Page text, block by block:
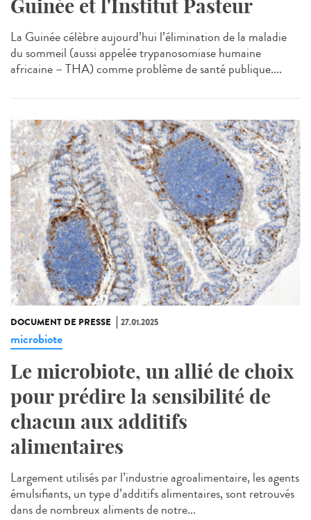
Guinée et l'Institut Pasteur
La Guinée célèbre aujourd’hui l’élimination de la maladie
du sommeil (aussi appelée trypanosomiase humaine
africaine – THA) comme problème de santé publique....
DOCUMENT DE PRESSE 27.01.2025
microbiote
Le microbiote, un allié de choix
pour prédire la sensibilité de
chacun aux additifs
alimentaires
Largement utilisés par l’industrie agroalimentaire, les agents
émulsifiants, un type d’additifs alimentaires, sont retrouvés
dans de nombreux aliments de notre...